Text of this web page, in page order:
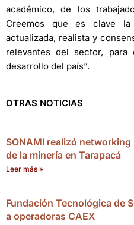
académico, de los
Creemos que es clave
actualizada, realista y
relevantes del sector,
desarrollo del país”.
OTRAS NOTICIAS
SONAMI realizó
de la minería en Tarapacá
Leer más »
Fundación Tecnológica de
a operadoras CAEX